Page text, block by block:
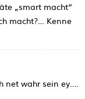
„smart macht“
macht?… Kenne
net wahr sein ey….